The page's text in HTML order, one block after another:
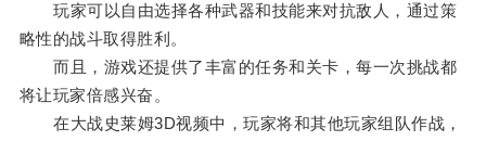
玩家可以自由选择各种武器和技能来对抗敌人，通过策
略性的战斗取得胜利。
而且，游戏还提供了丰富的任务和关卡，每一次挑战都
将让玩家倍感兴奋。
在大战史莱姆3D视频中，玩家将和其他玩家组队作战，